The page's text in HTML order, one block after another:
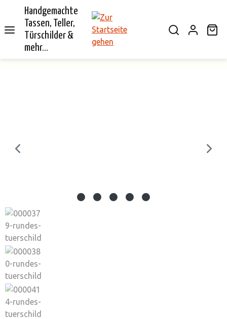
springen
Handgemachte
Tassen, Teller,
Türschilder &
mehr...